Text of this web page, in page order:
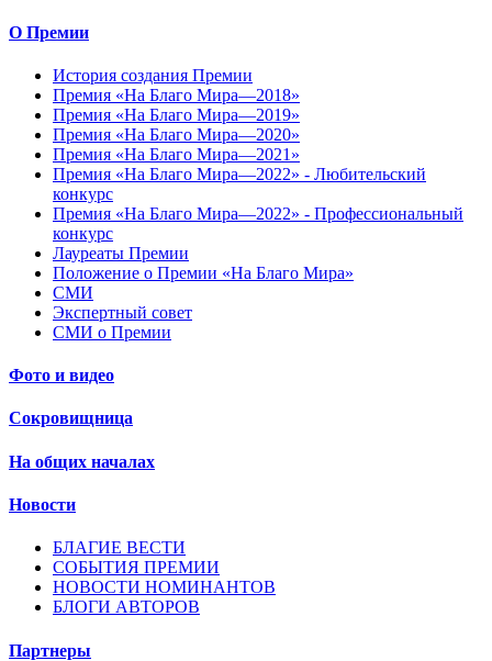
О Премии
История создания Премии
Премия «На Благо Мира—2018»
Премия «На Благо Мира—2019»
Премия «На Благо Мира—2020»
Премия «На Благо Мира—2021»
Премия «На Благо Мира—2022» - Любительский
конкурс
Премия «На Благо Мира—2022» - Профессиональный
конкурс
Лауреаты Премии
Положение о Премии «На Благо Мира»
СМИ
Экспертный совет
СМИ о Премии
Фото и видео
Сокровищница
На общих началах
Новости
БЛАГИЕ ВЕСТИ
СОБЫТИЯ ПРЕМИИ
НОВОСТИ НОМИНАНТОВ
БЛОГИ АВТОРОВ
Партнеры